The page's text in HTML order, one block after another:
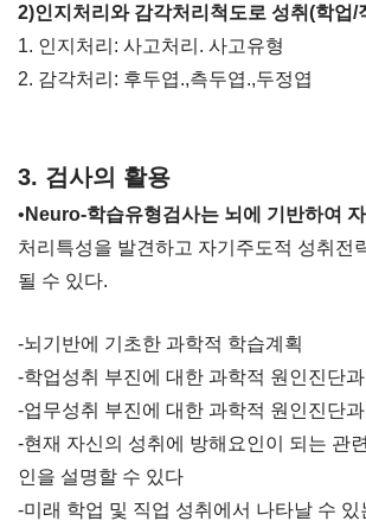
2)인지처리와 감각처리척도로 성취(학업/
1. 인지처리: 사고처리. 사고유형
2. 감각처리: 후두엽.,측두엽.,두정엽
3. 검사의 활용
• Neuro-학습유형검사는 뇌에 기반하여
처리특성을 발견하고 자기주도적 성취전
될 수 있다.
-뇌기반에 기초한 과학적 학습계획
-학업성취 부진에 대한 과학적 원인진단
-업무성취 부진에 대한 과학적 원인진단
-현재 자신의 성취에 방해요인이 되는 관
인을 설명할 수 있다
-미래 학업 및 직업 성취에서 나타날 수 있